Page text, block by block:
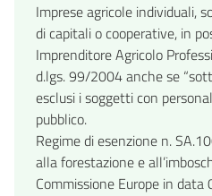
Imprese agricole individuali,
di capitali o cooperative, in
Imprenditore Agricolo
d.lgs. 99/2004 anche se
esclusi i soggetti con
pubblico.
Regime di esenzione n.
alla forestazione e
Commissione Europe in